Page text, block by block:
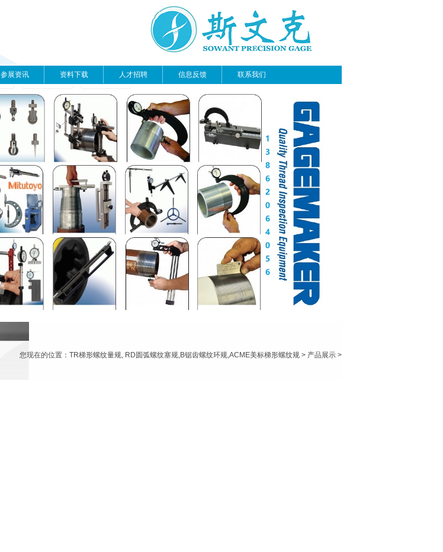
参展资讯 资料下载 人才招聘 信息反馈 联系我们
您现在的位置： TR梯形螺纹量规, RD圆弧螺纹塞规,B锯齿螺纹环规,ACME美标梯形螺纹规 > 产品展示 >